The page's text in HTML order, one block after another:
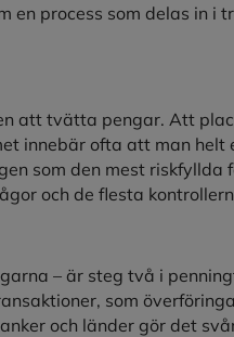
en process som delas in i
att tvätta pengar. Att
innebär ofta att man
som den mest
och de flesta
– är steg två i
som
och länder gör det